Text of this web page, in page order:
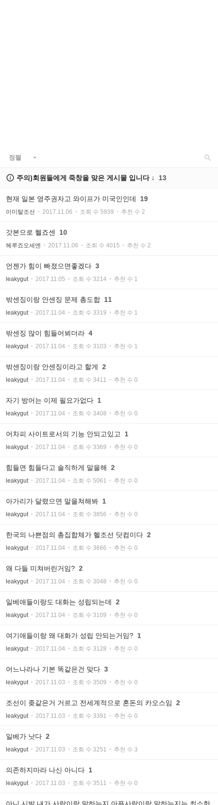
정렬  
 주의)회원들에게 죽창을 맞은 게시물 입니다 ↓ 13
현재 일본 영주권자고 와이프가 미국인인데 19
이미탈조선 2017.11.06 조회 수 5939 추천 수 2
갓본으로 헬죠센 10
헤루죠오세엔 2017.11.06 조회 수 4015 추천 수 2
언젠가 힘이 빠졌으면좋겠다 3
leakygut 2017.11.05 조회 수 3214 추천 수 1
밖센징이랑 안센징 문제 총도합 11
leakygut 2017.11.04 조회 수 3319 추천 수 1
밖센징 많이 힘들어뵈더라 4
leakygut 2017.11.04 조회 수 3103 추천 수 1
밖센징이랑 안센징이라고 할게 2
leakygut 2017.11.04 조회 수 3411 추천 수 0
자기 방어는 이제 필요가없다 1
leakygut 2017.11.04 조회 수 3408 추천 수 0
어차피 사이트로서의 기능 안되고있고 1
leakygut 2017.11.04 조회 수 3369 추천 수 0
힘들면 힘들다고 솔직하게 말을해 2
leakygut 2017.11.04 조회 수 5061 추천 수 0
아가리가 달렸으면 말을쳐해봐 1
leakygut 2017.11.04 조회 수 3856 추천 수 0
한국의 나쁜점의 총집합체가 헬조선 닷컴이다 2
leakygut 2017.11.04 조회 수 3666 추천 수 0
왜 다들 미쳐버린거임? 2
leakygut 2017.11.04 조회 수 3048 추천 수 0
일베애들이랑도 대화는 성립되는데 2
leakygut 2017.11.04 조회 수 3109 추천 수 0
여기애들이랑 왜 대화가 성립 안되는거임? 1
leakygut 2017.11.04 조회 수 3128 추천 수 0
어느나라나 기본 똑같은건 맞다 3
leakygut 2017.11.03 조회 수 3509 추천 수 0
조선이 좆같은거 거르고 전세계적으로 혼돈의 카오스임 2
leakygut 2017.11.03 조회 수 3391 추천 수 0
일베가 낫다 2
leakygut 2017.11.03 조회 수 3251 추천 수 3
의존하지마라 나신 아니다 1
leakygut 2017.11.03 조회 수 3511 추천 수 0